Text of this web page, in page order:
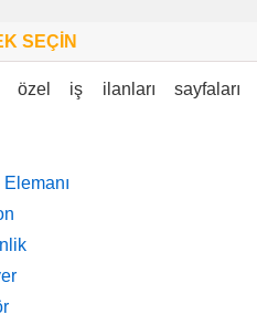
SEÇİN
özel iş ilanları sayfaları